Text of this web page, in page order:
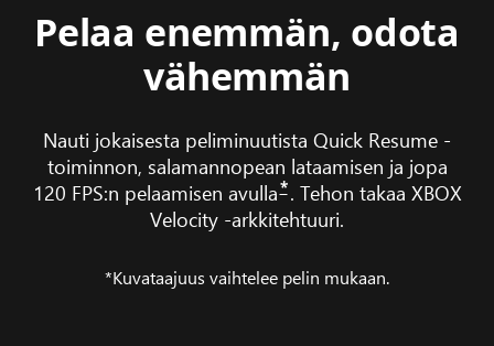
Pelaa enemmän, odota
vähemmän
Nauti jokaisesta peliminuutista Quick Resume -
toiminnon, salamannopean lataamisen ja jopa
120 FPS:n pelaamisen avulla*. Tehon takaa XBOX
Velocity -arkkitehtuuri.
*Kuvataajuus vaihtelee pelin mukaan.